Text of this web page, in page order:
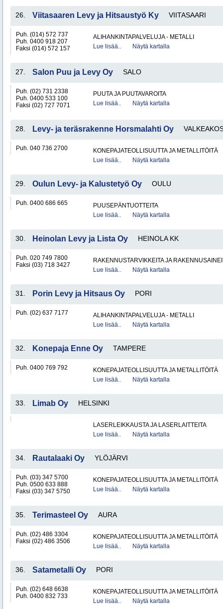
26. Viitasaaren Levy ja Hitsaustyö Ky VIITASAARI
Puh. (014) 572 737
Puh. 0400 918 207
Faksi (014) 572 157
ALIHANKINTAPALVELUJA - METALLI
Lue lisää..
Näytä kartalla
27. Salon Puu ja Levy Oy SALO
Puh. (02) 731 2338
Puh. 0400 533 100
Faksi (02) 727 7071
PUUTA JA PUUTAVAROITA
Lue lisää..
Näytä kartalla
28. Levy- ja teräsrakenne Horsmalahti Oy
Puh. 040 736 2700
KONEPAJATEOLLISUUTTA JA METALLITÖITÄ
Lue lisää..
Näytä kartalla
29. Oulun Levy- ja Kalustetyö Oy OULU
Puh. 0400 686 665
PUUSEPÄNTUOTTEITA
Lue lisää..
Näytä kartalla
30. Heinolan Levy ja Lista Oy HEINOLA KK
Puh. 020 749 7800
Faksi (03) 718 3427
RAKENNUSTARVIKKEITA JA
Lue lisää..
Näytä kartalla
31. Porin Levy ja Hitsaus Oy PORI
Puh. (02) 637 7177
ALIHANKINTAPALVELUJA - METALLI
Lue lisää..
Näytä kartalla
32. Konepaja Enne Oy TAMPERE
Puh. 0400 769 792
KONEPAJATEOLLISUUTTA JA METALLITÖITÄ
Lue lisää..
Näytä kartalla
33. Limab Oy HELSINKI
LASERLEIKKAUSTA JA LASERLAITTEITA
Lue lisää..
Näytä kartalla
34. Rautalaaki Oy YLÖJÄRVI
Puh. (03) 347 5700
Puh. 0500 633 888
Faksi (03) 347 5750
KONEPAJATEOLLISUUTTA JA METALLITÖITÄ
Lue lisää..
Näytä kartalla
35. Terimasteel Oy AURA
Puh. (02) 486 3304
Faksi (02) 486 3506
KONEPAJATEOLLISUUTTA JA METALLITÖITÄ
Lue lisää..
Näytä kartalla
36. Satametalli Oy PORI
Puh. (02) 648 6638
Puh. 0400 832 733
KONEPAJATEOLLISUUTTA JA METALLITÖITÄ
Lue lisää..
Näytä kartalla